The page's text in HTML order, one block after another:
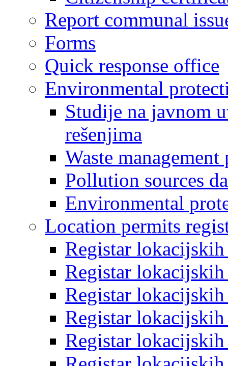
Report communal
Forms
Quick response office
Environmental
Studije na javnom
rešenjima
Waste management
Pollution sources
Environmental
Location permits
Registar
Registar
Registar
Registar
Registar